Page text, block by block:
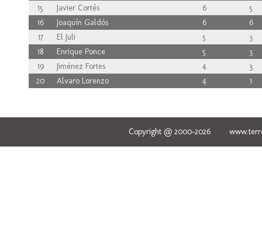
15
Javier Cortés 6
5
16
Joaquín Galdós 6
6
17
El Juli 5
3
18
Enrique Ponce 5
3
19
Jiménez Fortes 4
3
20
Alvaro Lorenzo 4 1
Copyright @ 2000-2026